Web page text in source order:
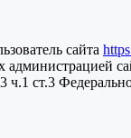
сайта
администрацией
ст.3